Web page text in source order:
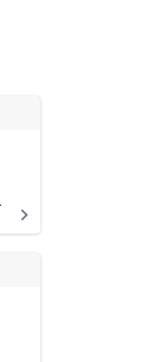
navigate_next